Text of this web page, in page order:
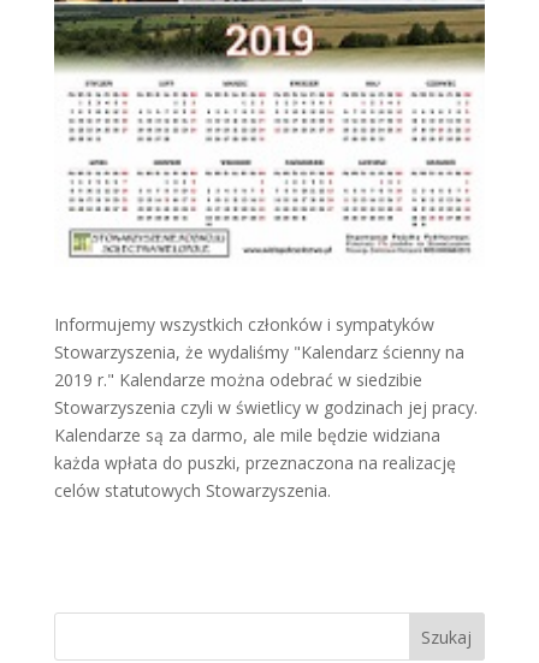
Informujemy wszystkich członków i sympatyków
Stowarzyszenia, że wydaliśmy "Kalendarz ścienny na
2019 r." Kalendarze można odebrać w siedzibie
Stowarzyszenia czyli w świetlicy w godzinach jej pracy.
Kalendarze są za darmo, ale mile będzie widziana
każda wpłata do puszki, przeznaczona na realizację
celów statutowych Stowarzyszenia.
Szukaj